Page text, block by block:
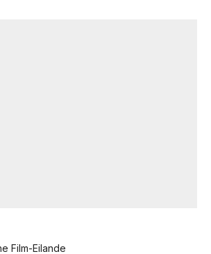
Film-Eilande